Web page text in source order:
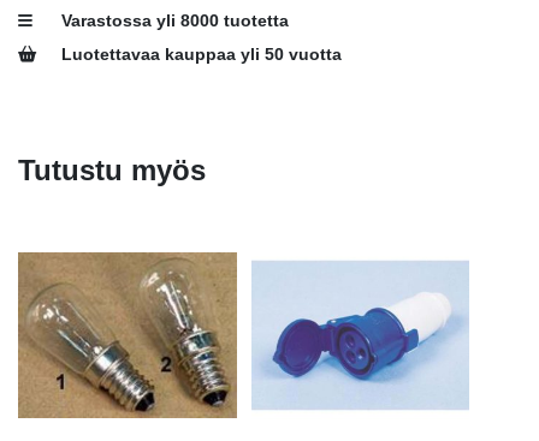
Varastossa yli 8000 tuotetta
Luotettavaa kauppaa yli 50 vuotta
Tutustu myös